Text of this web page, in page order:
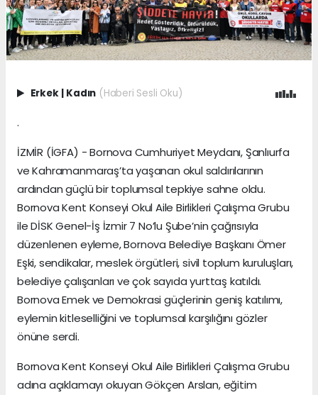
Erkek Kadın (Haberi Sesli Oku)
.
İZMİR (İGFA) - Bornova Cumhuriyet Meydanı, Şanlıurfa
ve Kahramanmaraş’ta yaşanan okul saldırılarının
ardından güçlü bir toplumsal tepkiye sahne oldu.
Bornova Kent Konseyi Okul Aile Birlikleri Çalışma Grubu
ile DİSK Genel-İş İzmir 7 No’lu Şube’nin çağrısıyla
düzenlenen eyleme, Bornova Belediye Başkanı Ömer
Eşki, sendikalar, meslek örgütleri, sivil toplum kuruluşları,
belediye çalışanları ve çok sayıda yurttaş katıldı.
Bornova Emek ve Demokrasi güçlerinin geniş katılımı,
eylemin kitleselliğini ve toplumsal karşılığını gözler
önüne serdi.
Bornova Kent Konseyi Okul Aile Birlikleri Çalışma Grubu
adına açıklamayı okuyan Gökçen Arslan, eğitim